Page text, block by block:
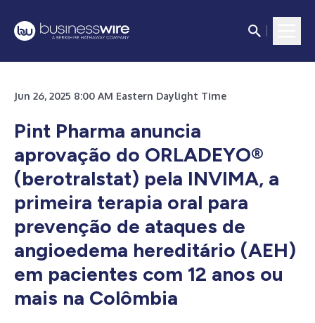
Jun 26, 2025 8:00 AM Eastern Daylight Time
Pint Pharma anuncia
aprovação do ORLADEYO®
(berotralstat) pela INVIMA, a
primeira terapia oral para
prevenção de ataques de
angioedema hereditário (AEH)
em pacientes com 12 anos ou
mais na Colômbia